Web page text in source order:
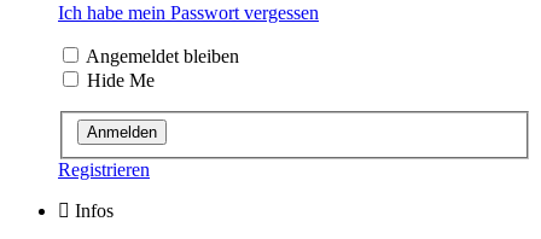
Ich habe mein Passwort vergessen
Angemeldet bleiben
Hide Me
Registrieren
Infos